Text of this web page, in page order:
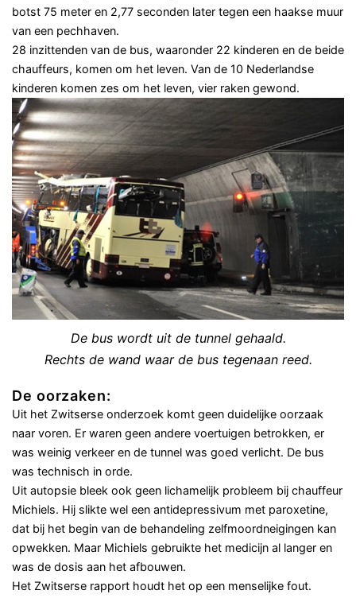
botst 75 meter en 2,77 seconden later tegen een haakse muur
van een pechhaven.
28 inzittenden van de bus, waaronder 22 kinderen en de beide
chauffeurs, komen om het leven. Van de 10 Nederlandse
kinderen komen zes om het leven, vier raken gewond.
De bus wordt uit de tunnel gehaald.
Rechts de wand waar de bus tegenaan reed.
De oorzaken:
Uit het Zwitserse onderzoek komt geen duidelijke oorzaak
naar voren. Er waren geen andere voertuigen betrokken, er
was weinig verkeer en de tunnel was goed verlicht. De bus
was technisch in orde.
Uit autopsie bleek ook geen lichamelijk probleem bij chauffeur
Michiels. Hij slikte wel een antidepressivum met paroxetine,
dat bij het begin van de behandeling zelfmoordneigingen kan
opwekken. Maar Michiels gebruikte het medicijn al langer en
was de dosis aan het afbouwen.
Het Zwitserse rapport houdt het op een menselijke fout.